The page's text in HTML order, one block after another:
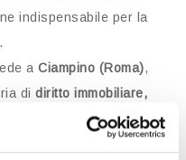
indispensabile per la
a Ciampino (Roma),
di diritto immobiliare,
consulenza e difesa